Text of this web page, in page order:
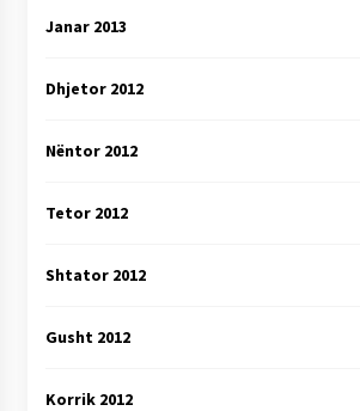
Janar 2013
Dhjetor 2012
Nëntor 2012
Tetor 2012
Shtator 2012
Gusht 2012
Korrik 2012